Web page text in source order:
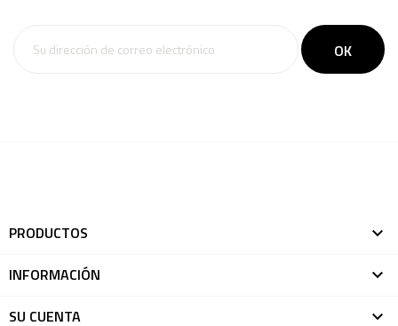
PRODUCTOS

INFORMACIÓN

SU CUENTA
